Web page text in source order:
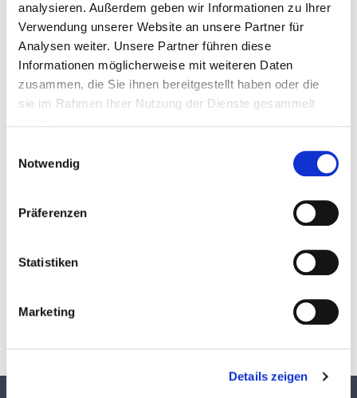
analysieren. Außerdem geben wir Informationen zu Ihrer
Verwendung unserer Website an unsere Partner für
Analysen weiter. Unsere Partner führen diese
Informationen möglicherweise mit weiteren Daten
zusammen, die Sie ihnen bereitgestellt haben oder die
sie im Rahmen Ihrer Nutzung der Dienste gesammelt
Notwendig
Präferenzen
Statistiken
Marketing
Details zeigen